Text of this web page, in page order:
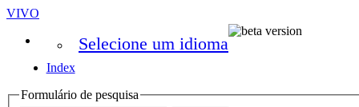
VIVO
Selecione um idioma
Index
Formulário de pesquisa